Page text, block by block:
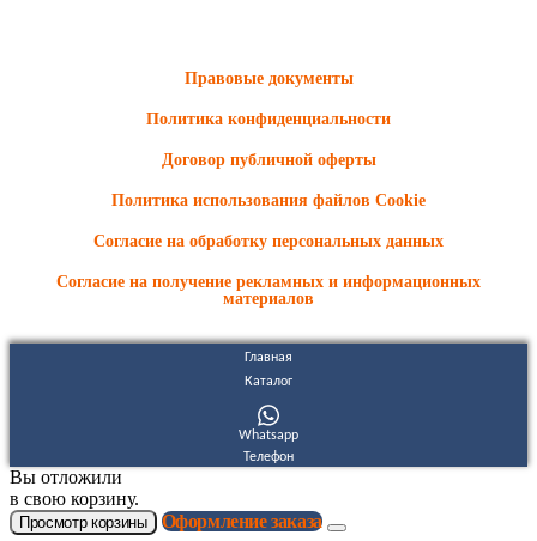
Правовые документы
Политика конфиденциальности
Договор публичной оферты
Политика использования файлов Cookie
Согласие на обработку персональных данных
Согласие на получение рекламных и информационных
материалов
Главная
Каталог
Whatsapp
Телефон
Вы отложили
в свою корзину.
Просмотр корзины Оформление заказа